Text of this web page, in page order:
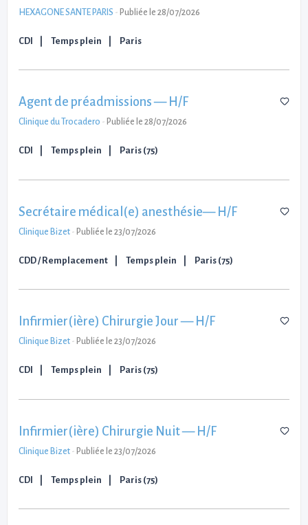
HEXAGONE SANTE PARIS - Publiée le 28/07/2026
CDI Temps plein Paris
Agent de préadmissions — H/F
Clinique du Trocadero - Publiée le 28/07/2026
CDI Temps plein Paris (75)
Secrétaire médical(e) anesthésie— H/F
Clinique Bizet - Publiée le 23/07/2026
CDD / Remplacement Temps plein Paris (75)
Infirmier(ière) Chirurgie Jour — H/F
Clinique Bizet - Publiée le 23/07/2026
CDI Temps plein Paris (75)
Infirmier(ière) Chirurgie Nuit — H/F
Clinique Bizet - Publiée le 23/07/2026
CDI Temps plein Paris (75)